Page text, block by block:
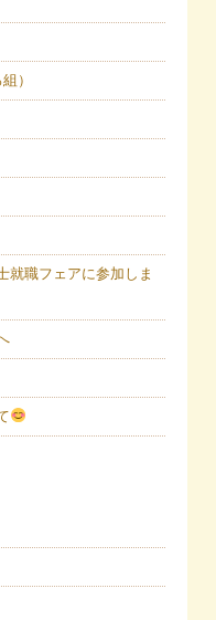
）
就職フェアに参加しま